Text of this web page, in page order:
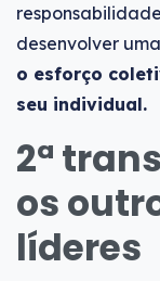
desenvolver
o esforço
seu individual.
2ª
os
líderes